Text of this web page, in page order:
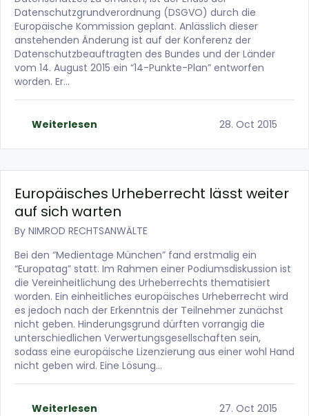
Datenschutzgrundverordnung (DSGVO) durch die
Europäische Kommission geplant. Anlässlich dieser
anstehenden Änderung ist auf der Konferenz der
Datenschutzbeauftragten des Bundes und der Länder
vom 14. August 2015 ein “14-Punkte-Plan” entworfen
worden. Er…
Weiterlesen 28. Oct 2015
Europäisches Urheberrecht lässt weiter
auf sich warten
By NIMROD RECHTSANWÄLTE
Bei den “Medientage München” fand erstmalig ein
“Europatag” statt. Im Rahmen einer Podiumsdiskussion ist
die Vereinheitlichung des Urheberrechts thematisiert
worden. Ein einheitliches europäisches Urheberrecht wird
es jedoch nach der Erkenntnis der Teilnehmer zunächst
nicht geben. Hinderungsgrund dürften vorrangig die
unterschiedlichen Verwertungsgesellschaften sein,
sodass eine europäische Lizenzierung aus einer wohl Hand
nicht geben wird. Eine Lösung…
Weiterlesen 27. Oct 2015